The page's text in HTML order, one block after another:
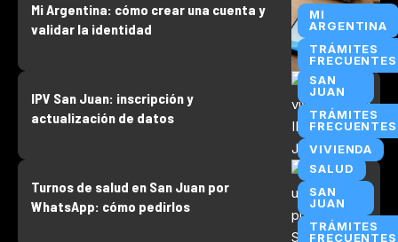
MI
ARGENTINA
TRÁMITES
FRECUENTES
Mi Argentina: cómo crear una cuenta y
validar la identidad
SAN
JUAN
TRÁMITES
FRECUENTES
VIVIENDA
IPV San Juan: inscripción y
actualización de datos
SALUD
SAN
JUAN
TRÁMITES
FRECUENTES
Turnos de salud en San Juan por
WhatsApp: cómo pedirlos